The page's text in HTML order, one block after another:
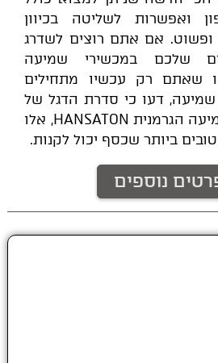
ואפשרות לשליטה בכיוון
ופשוט. אם אתם רוצים לשדרג
שלכם במכשירי שמיעה
שאתם רק עכשיו מתחילים
דעו כי סדרת הדגל של
יצרנית מכשירי השמיעה הגרמנית HANSATON, אלו
ביותר שכסף יכול לקנות.
נוספים